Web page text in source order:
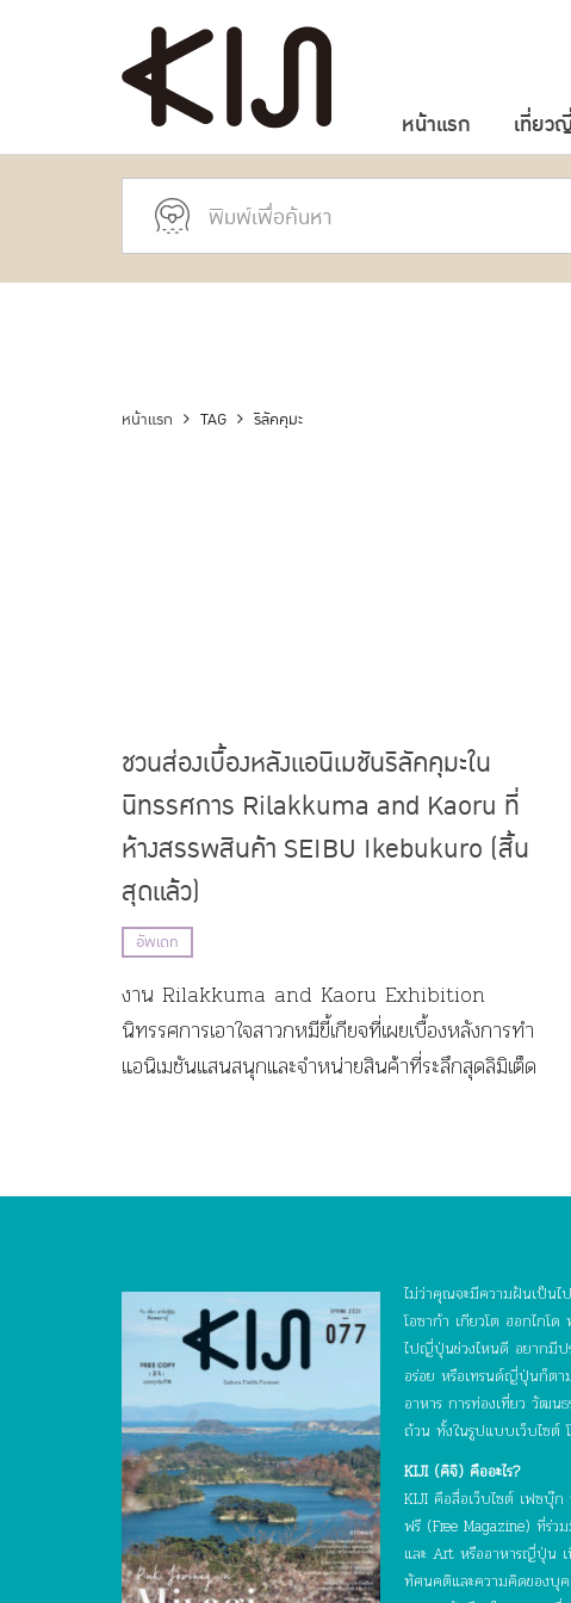
หน้าแรก เที่ยว
หน้าแรก TAG ริลัคคุมะ
ชวนส่องเบื้องหลังแอนิเมชันริลัคคุมะใน
นิทรรศการ Rilakkuma and Kaoru ที่
ห้างสรรพสินค้า SEIBU Ikebukuro (สิ้น
สุดแล้ว)
อัพเดท
งาน Rilakkuma and Kaoru Exhibition
นิทรรศการเอาใจสาวกหมีขี้เกียจที่เผยเบื้องหลังการทำ
แอนิเมชันแสนสนุกและจำหน่ายสินค้าที่ระลึกสุดลิมิเต็ด
ไม่ว่าคุณจะมีความฝันเป็นไ
โอซาก้า เกียวโต ฮอกไกโ
ไปญี่ปุ่นช่วงไหนดี อยากมีป
อร่อย หรือเทรนด์ญี่ปุ่นก็ตา
อาหาร การท่องเที่ยว วัฒ
ถ้วน ทั้งในรูปแบบเว็บไซต์
KIJI (คิจิ) คืออะไร?
KIJI คือสื่อเว็บไซต์ เฟซบุ๊ก
ฟรี (Free Magazine) ที่ร่ว
และ Art หรืออาหารญี่ปุ่น
ทัศนคติและความคิดของบุ